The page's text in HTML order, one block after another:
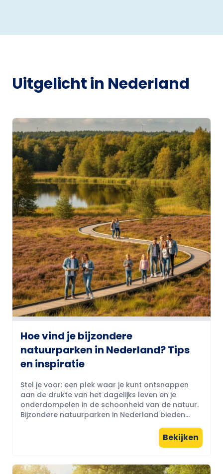
Uitgelicht in Nederland
Hoe vind je bijzondere
natuurparken in Nederland? Tips
en inspiratie
Stel je voor: een plek waar je kunt ontsnappen
aan de drukte van het dagelijks leven en je
onderdompelen in de schoonheid van de natuur.
Bijzondere natuurparken in Nederland bieden...
Bekijken